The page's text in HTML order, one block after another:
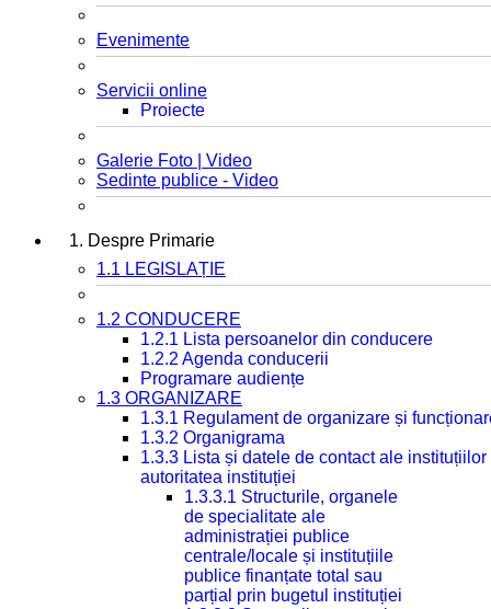
Evenimente
Servicii online
Proiecte
Galerie Foto | Video
Sedinte publice - Video
1. Despre Primarie
1.1 LEGISLAȚIE
1.2 CONDUCERE
1.2.1 Lista persoanelor din conducere
1.2.2 Agenda conducerii
Programare audiențe
1.3 ORGANIZARE
1.3.1 Regulament de organizare și
1.3.2 Organigrama
1.3.3 Lista și datele de contact ale
autoritatea instituției
1.3.3.1 Structurile, organele
de specialitate ale
administrației publice
centrale/locale și instituțiile
publice finanțate total sau
parțial prin bugetul instituției